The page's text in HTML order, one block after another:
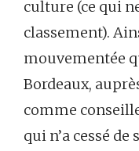
culture (ce qui
classement).
mouvementée
Bordeaux,
comme
qui n’a cessé